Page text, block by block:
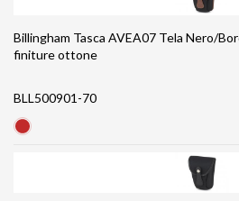
Billingham Tasca AVEA07 Tela Nero/
finiture ottone
BLL500901-70